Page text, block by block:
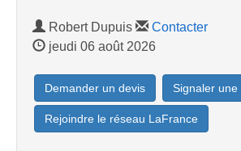
Robert Dupuis
Contacter
jeudi 06 août 2026
Demander un devis Signaler une
Rejoindre le réseau LaFrance